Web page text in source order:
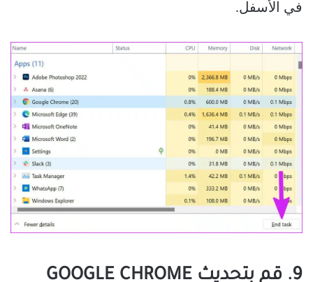
في الأسفل.
9. قم بتحديث GOOGLE CHROME